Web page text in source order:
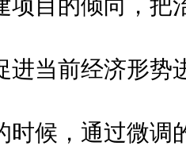
项目的倾向，
进当前经济形势
时候，通过微调